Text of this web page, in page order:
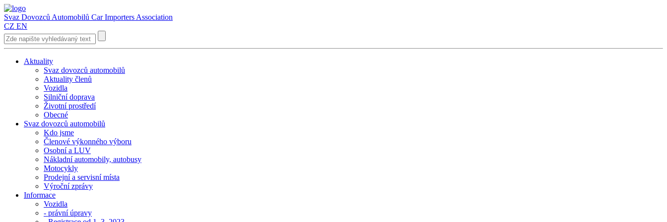
Svaz Dovozců Automobilů Car Importers Association
CZ EN
Aktuality
Svaz dovozců automobilů
Aktuality členů
Vozidla
Silniční doprava
Životní prostředí
Obecné
Svaz dovozců automobilů
Kdo jsme
Členové výkonného výboru
Osobní a LUV
Nákladní automobily, autobusy
Motocykly
Prodejní a servisní místa
Výroční zprávy
Informace
Vozidla
- právní úpravy